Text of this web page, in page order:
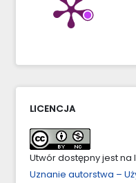
LICENCJA
Utwór dostępny jest na
Uznanie autorstwa –